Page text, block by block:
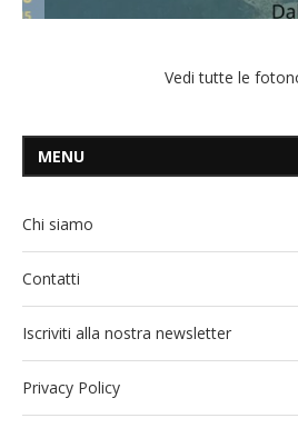
Vedi tutte le
MENU
Chi siamo
Contatti
Iscriviti alla nostra newsletter
Privacy Policy